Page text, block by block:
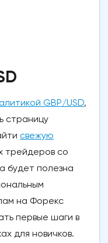
GBP/USD,
страницу
свежую
трейдеров со
будет полезна
на Форекс
первые шаги в
для новичков.